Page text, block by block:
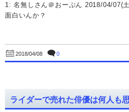
1: 名無しさん＠おーぷん 2018/04/07(
面白いんか？
2018/04/08 0
ライダーで売れた俳優は何人も